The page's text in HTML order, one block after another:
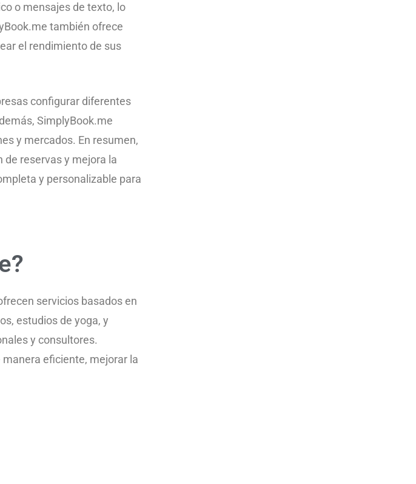
o mensajes de texto, lo
también ofrece
el rendimiento de sus
configurar diferentes
SimplyBook.me
y mercados. En resumen,
reservas y mejora la
y personalizable para
servicios basados en
estudios de yoga, y
y consultores.
eficiente, mejorar la